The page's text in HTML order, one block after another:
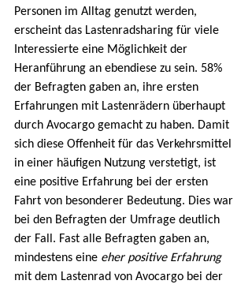
Personen im Alltag genutzt werden,
erscheint das Lastenradsharing für viele
Interessierte eine Möglichkeit der
Heranführung an ebendiese zu sein. 58%
der Befragten gaben an, ihre ersten
Erfahrungen mit Lastenrädern überhaupt
durch Avocargo gemacht zu haben. Damit
sich diese Offenheit für das Verkehrsmittel
in einer häufigen Nutzung verstetigt, ist
eine positive Erfahrung bei der ersten
Fahrt von besonderer Bedeutung. Dies war
bei den Befragten der Umfrage deutlich
der Fall. Fast alle Befragten gaben an,
mindestens eine eher positive Erfahrung
mit dem Lastenrad von Avocargo bei der